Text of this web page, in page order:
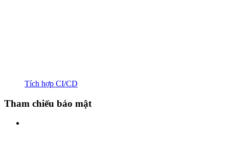
Tích hợp CI/CD
Tham chiếu bảo mật